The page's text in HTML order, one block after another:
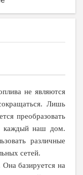
не являются
Лишь
преобразовать
каждый наш дом.
различные
сетей.
базируется на